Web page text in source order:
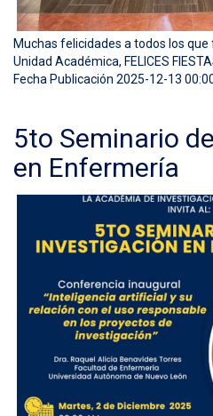
Muchas felicidades a todos los
Unidad Académica, FELICES
Fecha Publicación 2025-12-13
5to Seminario
en Enfermería